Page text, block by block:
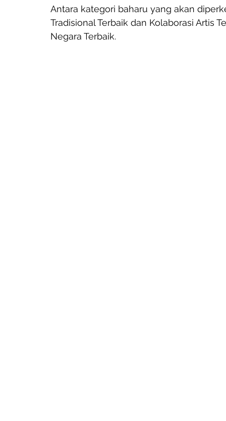
Antara kategori baharu yang akan
Tradisional Terbaik dan Kolaborasi Artis
Negara Terbaik.